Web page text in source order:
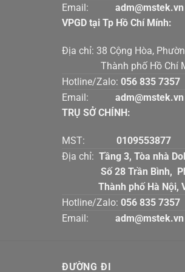
Email:
adm@mstek.vn
VPGD tại Tp Hồ Chí Mính:
Địa chỉ: 38 Cộng Hòa,
Thành phố Hồ Chí
Hotline/Zalo: 056 835 7357
Email:
adm@mstek.vn
TRỤ SỞ CHÍNH:
MST: 0109553877
Địa chỉ: Tầng 3, Tòa
Số 28 Trần Bình,
Thành phố Hà Nội,
Hotline/Zalo: 056 835 7357
Email:
adm@mstek.vn
ĐƯỜNG ĐI